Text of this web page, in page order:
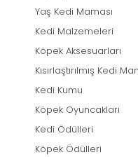
Yaş Kedi Maması
Kedi Malzemeleri
Köpek Aksesuarları
Kısırlaştırılmış Kedi
Kedi Kumu
Köpek Oyuncakları
Kedi Ödülleri
Köpek Ödülleri